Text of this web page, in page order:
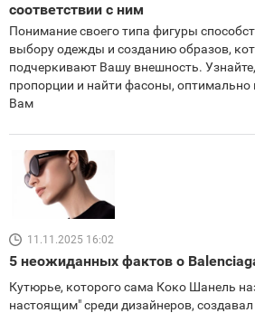
соответствии с ним
Понимание своего типа фигуры
выбору одежды и созданию образов,
подчеркивают Вашу внешность.
пропорции и найти фасоны,
Вам
11.11.2025 16:02
5 неожиданных фактов о
Кутюрье, которого сама Коко Шанель
настоящим" среди дизайнеров,